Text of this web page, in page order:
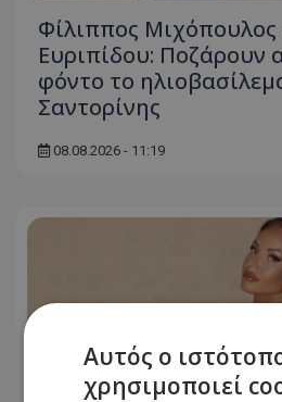
Φίλιππος
Ευριπίδου: Ποζάρουν
φόντο το
Σαντορίνης
08.08.2026 - 11:19
Αυτός ο
χρησιμοποιεί